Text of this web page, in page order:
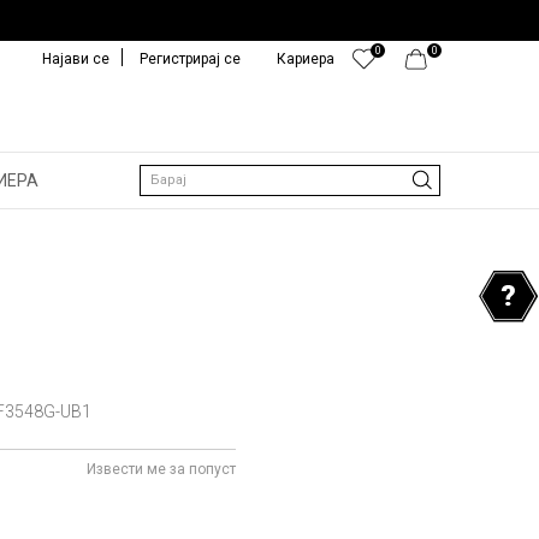
0
0
Кариера
Најави се Регистрирај се
Барај
UB1
Извести ме за попуст